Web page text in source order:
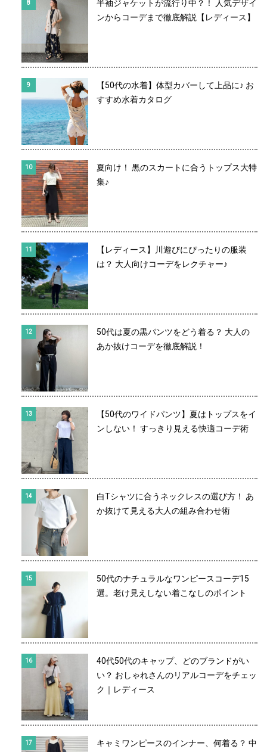
半袖ジャケットが流行り中？！ 人気デザイ
ンからコーデまで徹底解説【レディース】
【50代の水着】体型カバーして上品に♪ お
すすめ水着カタログ
夏向け！ 黒のスカートに合うトップス大特
集♪
【レディース】川遊びにぴったりの服装
は？ 大人向けコーデをレクチャー♪
50代は夏の黒パンツをどう着る？ 大人の
あか抜けコーデを徹底解説！
【50代のワイドパンツ】夏はトップスをイ
ンしない！ すっきり見える快適コーデ術
白Tシャツに合うネックレスの選び方！ あ
か抜けて見える大人の組み合わせ術
50代のナチュラルなワンピースコーデ15
選。老け見えしない着こなしのポイント
40代50代のキャップ、どのブランドがい
い？ おしゃれさんのリアルコーデをチェッ
ク｜レディース
キャミワンピースのインナー、何着る？ 中